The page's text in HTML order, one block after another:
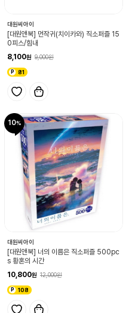
대원씨아이
[대원앤북] 먼작귀(치이카와) 직소퍼즐 15
0피스/힘내
8,100
9,000
81
10
대원씨아이
[대원앤북] 너의 이름은 직소퍼즐 500pc
s 황혼의 시간
10,800
12,000
108